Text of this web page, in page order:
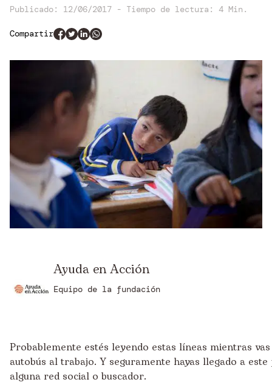
Publicado: 12/06/2017 - Tiempo de lectura: 4 Min.
Compartir
Ayuda en Acción
Equipo de la fundación
Probablemente estés leyendo estas líneas mientras
autobús al trabajo. Y seguramente hayas llegado a
alguna red social o buscador.